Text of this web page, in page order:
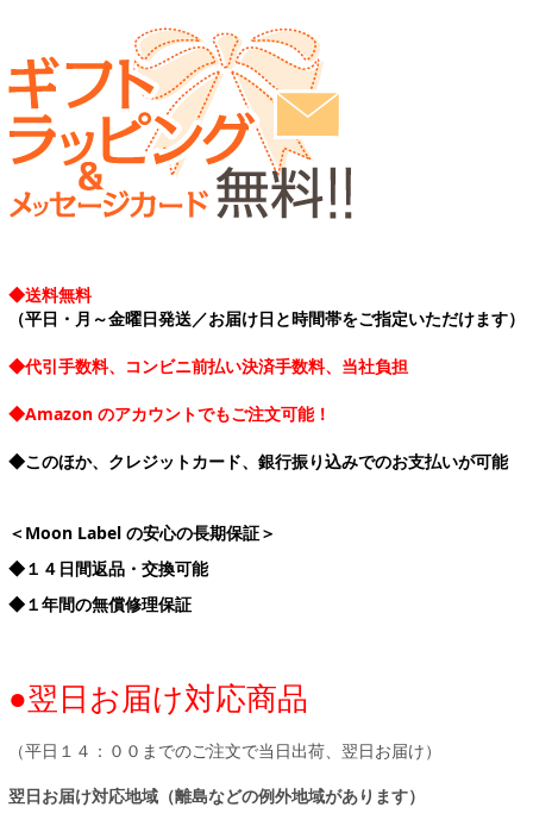
◆送料無料
（平日・月～金曜日発送／お届け日と時間帯をご指定いただけます）
◆代引手数料、コンビニ前払い決済手数料、当社負担
◆Amazon のアカウントでもご注文可能！
◆このほか、クレジットカード、銀行振り込みでのお支払いが可能
＜Moon Label の安心の長期保証＞
◆１４日間返品・交換可能
◆１年間の無償修理保証
●翌日お届け対応商品
（平日１４：００までのご注文で当日出荷、翌日お届け）
翌日お届け対応地域（離島などの例外地域があります）